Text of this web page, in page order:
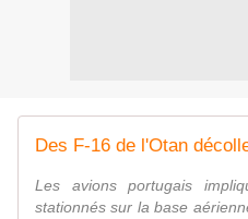
Les avions portugais
stationnés sur la base